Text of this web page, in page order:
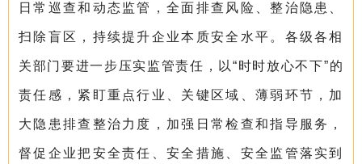
日常巡查和动态监管，全面排查风险、整治隐患、
扫除盲区，持续提升企业本质安全水平。各级各相
关部门要进一步压实监管责任，以“时时放心不下”的
责任感，紧盯重点行业、关键区域、薄弱环节，加
大隐患排查整治力度，加强日常检查和指导服务，
督促企业把安全责任、安全措施、安全监管落实到